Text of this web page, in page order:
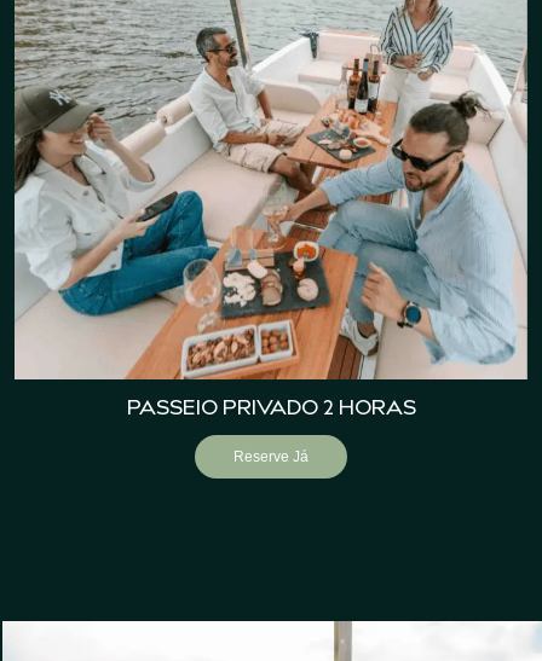
PASSEIO PRIVADO 2 HORAS
Reserve Já